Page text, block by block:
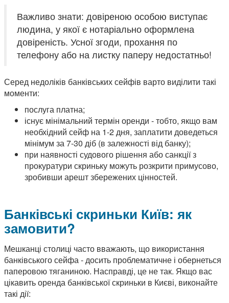
Важливо знати: довіреною особою виступає
людина, у якої є нотаріально оформлена
довіреність. Усної згоди, прохання по
телефону або на листку паперу недостатньо!
Серед недоліків банківських сейфів варто виділити такі
моменти:
послуга платна;
існує мінімальний термін оренди - тобто, якщо вам
необхідний сейф на 1-2 дня, заплатити доведеться
мінімум за 7-30 діб (в залежності від банку);
при наявності судового рішення або санкції з
прокуратури скриньку можуть розкрити примусово,
зробивши арешт збережених цінностей.
Банківські скриньки Київ: як
замовити?
Мешканці столиці часто вважають, що використання
банківського сейфа - досить проблематичне і обернеться
паперовою тяганиною. Насправді, це не так. Якщо вас
цікавить оренда банківської скриньки в Києві, виконайте
такі дії: